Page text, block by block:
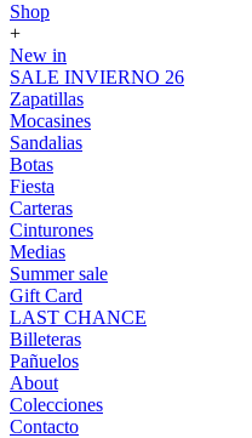
Shop
+
New in
SALE INVIERNO 26
Zapatillas
Mocasines
Sandalias
Botas
Fiesta
Carteras
Cinturones
Medias
Summer sale
Gift Card
LAST CHANCE
Billeteras
Pañuelos
About
Colecciones
Contacto